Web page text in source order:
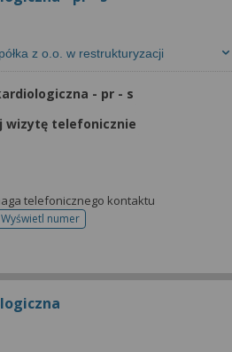
z o.o. w restrukturyzacji
- pr - s
wizytę telefonicznie
telefonicznego kontaktu
Wyświetl numertelefonu do rejestracji